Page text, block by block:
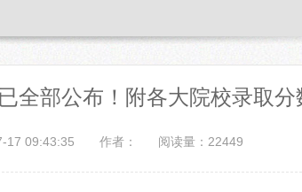
全部公布！附各大院校录取分
17 09:43:35 作者： 阅读量：22449